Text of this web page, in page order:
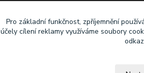
Pro základní funkčnost, zpříjemnění
účely cílení reklamy využíváme soubory